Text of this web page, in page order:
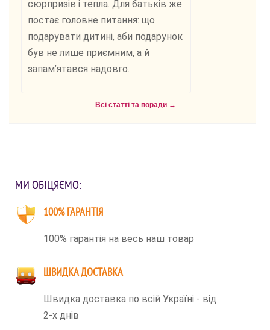
сюрпризів і тепла. Для батьків же
постає головне питання: що
подарувати дитині, аби подарунок
був не лише приємним, а й
запам’ятався надовго.
Всі статті та поради →
МИ ОБІЦЯЄМО:
100% ГАРАНТІЯ
100% гарантія на весь наш товар
ШВИДКА ДОСТАВКА
Швидка доставка по всій Україні - від
2-х днів